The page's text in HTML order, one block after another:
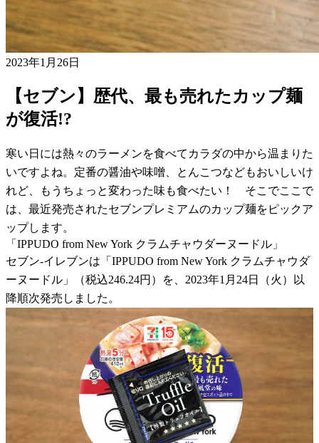
2023年1月26日
【セブン】歴代、最も売れたカップ麺
が復活!?
寒い日には熱々のラーメンを食べてカラダの中から温まりた
いですよね。定番の醤油や味噌、とんこつなどもおいしいけ
れど、もうちょっと変わった味も食べたい！ そこでここで
は、最近発売されたセブンプレミアムのカップ麺をピックア
ップします。
「IPPUDO from New York クラムチャウダーヌードル」
セブン-イレブンは「IPPUDO from New York クラムチャウダ
ーヌードル」（税込246.24円）を、2023年1月24日（火）以
降順次発売しました。